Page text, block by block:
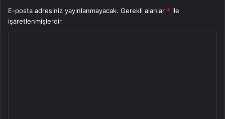
E-posta adresiniz yayınlanmayacak. Gerekli alanlar * ile
işaretlenmişlerdir